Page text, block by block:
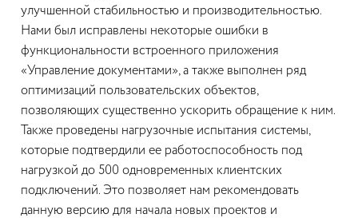
улучшенной стабильностью и производительностью.
Нами был исправлены некоторые ошибки в
функциональности встроенного приложения
«Управление документами», а также выполнен ряд
оптимизаций пользовательских объектов,
позволяющих существенно ускорить обращение к ним.
Также проведены нагрузочные испытания системы,
которые подтвердили ее работоспособность под
нагрузкой до 500 одновременных клиентских
подключений. Это позволяет нам рекомендовать
данную версию для начала новых проектов и